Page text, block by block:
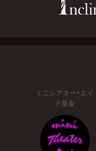
ミニシアター・エイ
ド基金